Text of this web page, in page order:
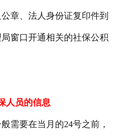
章、法人身份证复印件到
窗口开通相关的社保公积
人员的信息
需要在当月的24号之前，